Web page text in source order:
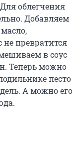
облегчения
Добавляем
не превратится
в соус
Теперь можно
песто
А можно его